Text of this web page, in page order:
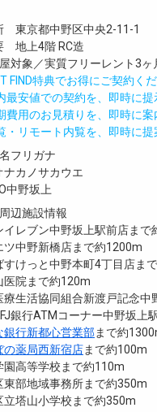
京都中野区中央2-11-1
地上4階 RC造
対象／実質フリーレント3ヶ
FIND特典でお得にご契約くだ
最安値での契約を、即時に提
費用のお見積りを、即時に案
・リモート内覧を、即時に提
フリガナ
ナカノサカウエ
中野坂上
辺施設情報
イレブン中野坂上駅前店まで
ツ中野新橋店まで約1200m
すけっと中野本町4丁目店ま
医院まで約120m
療生活協同組合新渡戸記念中
銀行ATMコーナー中野坂上
銀行新都心営業部まで約
の薬局西新宿店まで約100m
園高等学校まで約110m
東部地域事務所まで約350m
立塔山小学校まで約350m